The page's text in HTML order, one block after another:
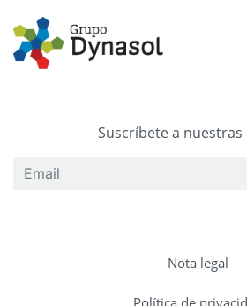
Suscríbete a nuestras
Nota legal
Política de